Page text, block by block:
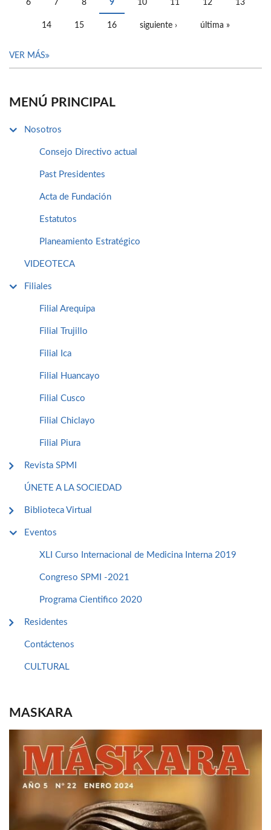
6 7 8 9 10 11 12 13
14 15 16 siguiente › última »
VER MÁS
MENÚ PRINCIPAL
Nosotros
Consejo Directivo actual
Past Presidentes
Acta de Fundación
Estatutos
Planeamiento Estratégico
VIDEOTECA
Filiales
Filial Arequipa
Filial Trujillo
Filial Ica
Filial Huancayo
Filial Cusco
Filial Chiclayo
Filial Piura
Revista SPMI
ÚNETE A LA SOCIEDAD
Biblioteca Virtual
Eventos
XLI Curso Internacional de Medicina Interna 2019
Congreso SPMI -2021
Programa Cientifico 2020
Residentes
Contáctenos
CULTURAL
MASKARA